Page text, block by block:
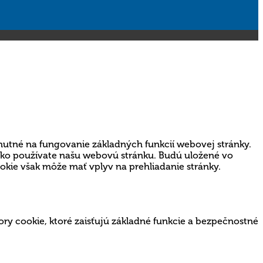
na fungovanie základných funkcií webovej stránky.
používate našu webovú stránku. Budú uložené vo
však môže mať vplyv na prehliadanie stránky.
cookie, ktoré zaisťujú základné funkcie a bezpečnostné